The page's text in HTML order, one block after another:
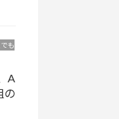
も
A
の